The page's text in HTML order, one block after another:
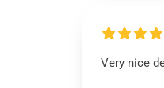
Very nice